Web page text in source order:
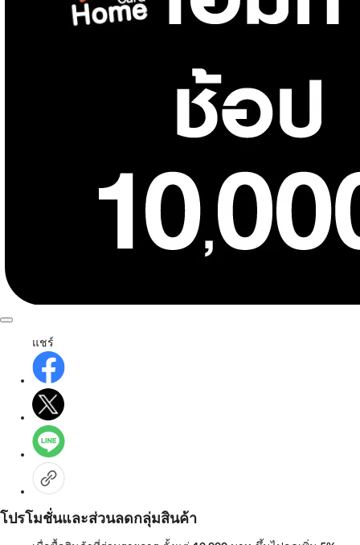
แชร์
โปรโมชั่นและส่วนลดกลุ่มสินค้า